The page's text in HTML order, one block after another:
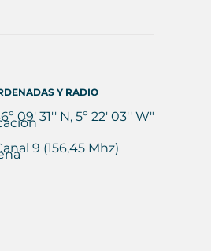
Y RADIO
09' 31'' N, 5º 22' 03'' W"
9 (156,45 Mhz)